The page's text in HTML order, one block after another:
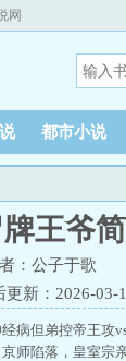
网
都市小说
牌王爷
：公子于歌
更新：2026-03-
经病但弟控帝王
师陷落，皇室宗